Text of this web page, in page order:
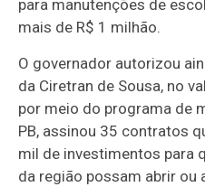
para manutenções de
mais de R$ 1 milhão.
O governador autorizou
da Ciretran de Sousa, no
por meio do programa de
PB, assinou 35 contratos
mil de investimentos para
da região possam abrir ou